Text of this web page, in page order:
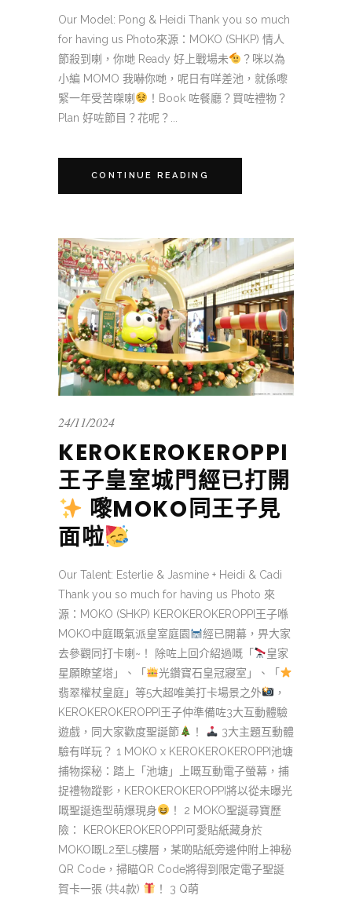
Our Model: Pong & Heidi Thank you so much
for having us Photo來源：MOKO (SHKP) 情人
節殺到喇，你哋 Ready 好上戰場未
？咪以為
小編 MOMO 我嚇你哋，呢日有咩差池，就係嚟
緊一年受苦㗎喇
！Book 咗餐廳？買咗禮物？
Plan 好咗節目？花呢？...
CONTINUE READING
24/11/2024
KEROKEROKEROPPI
王子皇室城門經已打開
嚟MOKO同王子見
面啦
Our Talent: Esterlie & Jasmine + Heidi & Cadi
Thank you so much for having us Photo 來
源：MOKO (SHKP) KEROKEROKEROPPI王子喺
MOKO中庭嘅氣派皇室庭園
經已開幕，畀大家
去參觀同打卡喇~！ 除咗上回介紹過嘅「
皇家
星願瞭望塔」、「
光鑽寶石皇冠寢室」、「
翡翠權杖皇庭」等5大超唯美打卡場景之外
，
KEROKEROKEROPPI王子仲準備咗3大互動體驗
遊戲，同大家歡度聖誕節
！
3大主題互動體
驗有咩玩？ 1 MOKO x KEROKEROKEROPPI池塘
捕物探秘：踏上「池塘」上嘅互動電子螢幕，捕
捉禮物蹤影，KEROKEROKEROPPI將以從未曝光
嘅聖誕造型萌爆現身
！ 2 MOKO聖誕尋寶歷
險： KEROKEROKEROPPI可愛貼紙藏身於
MOKO嘅L2至L5樓層，某啲貼紙旁邊仲附上神秘
QR Code，掃瞄QR Code將得到限定電子聖誕
賀卡一張 (共4款)
！ 3 Q萌